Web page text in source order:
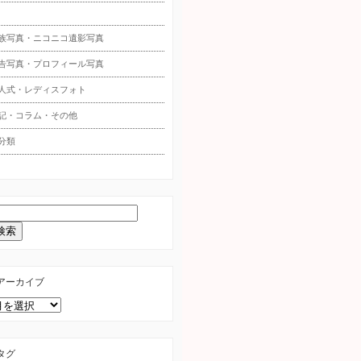
写真・ニコニコ遺影写真
写真・プロフィール写真
式・レディスフォト
・コラム・その他
類
ーカイブ
グ